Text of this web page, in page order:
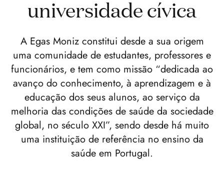
universidade cívica
A Egas Moniz constitui desde a sua origem
uma comunidade de estudantes, professores e
funcionários, e tem como missão “dedicada ao
avanço do conhecimento, à aprendizagem e à
educação dos seus alunos, ao serviço da
melhoria das condições de saúde da sociedade
global, no século XXI”, sendo desde há muito
uma instituição de referência no ensino da
saúde em Portugal.